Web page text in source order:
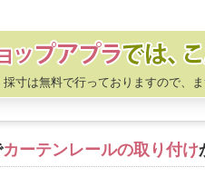
採寸は無料で行っておりますので、
カーテンレールの取り付け